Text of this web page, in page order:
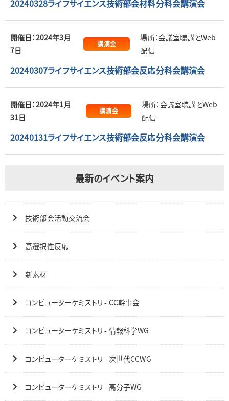
20240328ライフサイエンス技術部会材料分科会講演会
開催日：2024年3月
7日
講演会
場所：会議室聴講とWeb
配信
20240307ライフサイエンス技術部会反応分科会講演会
開催日：2024年1月
31日
講演会
場所：会議室聴講とWeb
配信
20240131ライフサイエンス技術部会反応分科会講演会
最新のイベント案内
技術部会活動交流会
高選択性反応
新素材
コンピューターケミストリ - CC幹事会
コンピューターケミストリ - 情報科学WG
コンピューターケミストリ - 次世代CCWG
コンピューターケミストリ - 高分子WG